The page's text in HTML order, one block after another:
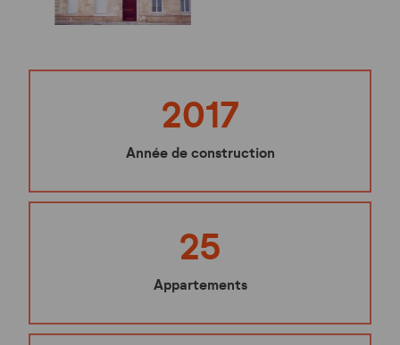
2017
Année de construction
25
Appartements